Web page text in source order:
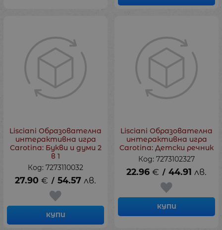
Lisciani Образователна
интерактивна игра
Carotina: Букви и думи 2
в 1
Код: 7273110032
27.90 € / 54.57 лв.
КУПИ
Lisciani Образователна
интерактивна игра
Carotina: Детски речник
Код: 7273102327
22.96 € / 44.91 лв.
КУПИ